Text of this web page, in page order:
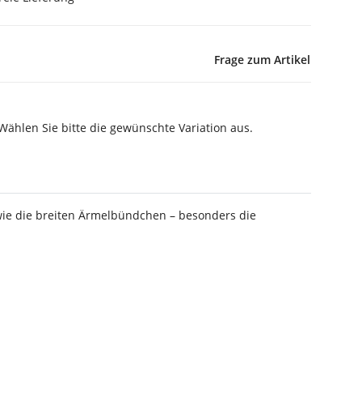
Frage zum Artikel
Sie bitte die gewünschte Variation aus.
die breiten Ärmelbündchen – besonders die